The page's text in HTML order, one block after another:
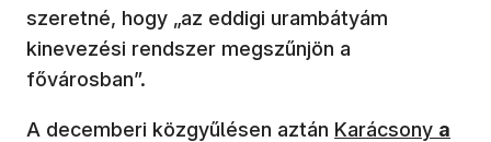
szeretné, hogy „az eddigi urambátyám
kinevezési rendszer megszűnjön a
fővárosban”.
A decemberi közgyűlésen aztán Karácsony a